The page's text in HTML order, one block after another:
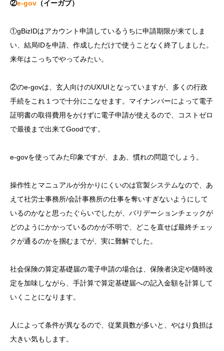
②e-gov （イーガブ）
①gBizIDはアカウント申請しているうちに申請期限が来てしま
い、結局IDを申請、作成しただけで使うことなく終了しました。
来年はこっちでやってみたい。
②のe-govは、玄人向けのUX/UIとなっていますが、多くの行政
手続をこれ１つで十分にこなせます。マイナンバーによって電子
証明書の取得費用をかけずに電子申請が使えるので、コストゼロ
で最後まで出来てGoodです。
e-govを使ってみた印象ですが、まあ、慣れの問題でしょう。
操作性とマニュアルが分かりにくいのは官製システムなので、あ
えて社労士事務所/会計事務所の仕事を奪いすぎないようにして
いるのかなと思ったぐらいでしたが、バリデーションチェックが
どのようにかかっているのかが不明で、どこを直せば最終チェッ
クが通るのかを掴むまでが、実に難解でした。
社会保険の算定基礎届の電子申請の場合は、保険者決定や随時改
定を加味しながら、手計算で算定基礎届への記入金額を計算して
いくことになります。
人によって条件が異なるので、従業員数が多いと、やはり負担は
大きい気もします。